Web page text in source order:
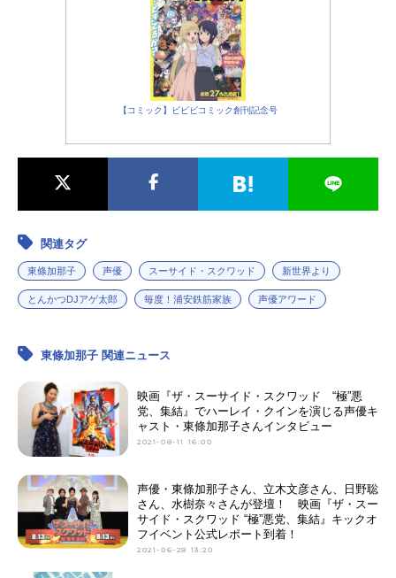
【コミック】ビビビコミック創刊記念号
関連タグ
東條加那子 声優 スーサイド・スクワッド 新世界より
とんかつDJアゲ太郎 毎度！浦安鉄筋家族 声優アワード
東條加那子 関連ニュース
映画『ザ・スーサイド・スクワッド “極”悪
党、集結』でハーレイ・クインを演じる声優キ
ャスト・東條加那子さんインタビュー
2021-08-11 16:00
声優・東條加那子さん、立木文彦さん、日野聡
さん、水樹奈々さんが登壇！ 映画『ザ・スー
サイド・スクワッド “極”悪党、集結』キックオ
フイベント公式レポート到着！
2021-06-28 13:20